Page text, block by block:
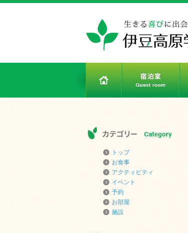
トップ
お食事
アクティビティ
イベント
予約
お部屋
施設